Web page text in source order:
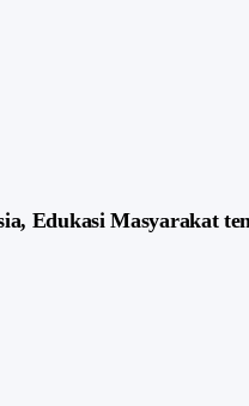
Edukasi Masyarakat